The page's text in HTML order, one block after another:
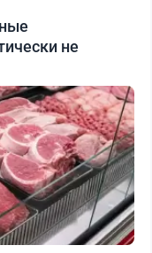
не